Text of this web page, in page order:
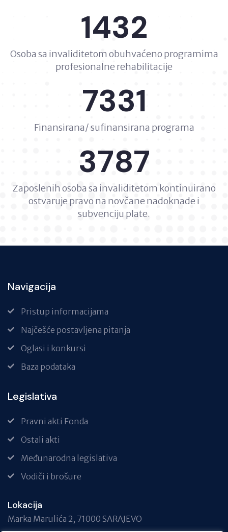
1432
Osoba sa invaliditetom obuhvaćeno programima
profesionalne rehabilitacije
7331
Finansirana/ sufinansirana programa
3787
Zaposlenih osoba sa invaliditetom kontinuirano
ostvaruje pravo na novčane nadoknade i
subvenciju plate.
Navigacija
Pristup informacijama
Najčešće postavljena pitanja
Oglasi i konkursi
Baza podataka
Legislativa
Pravni akti Fonda
Ostali akti
Međunarodna legislativa
Vodiči i brošure
Lokacija
Marka Marulića 2, 71000 SARAJEVO